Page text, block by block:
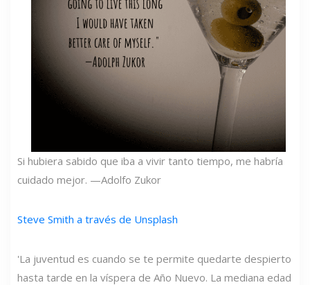
Si hubiera sabido que iba a vivir tanto tiempo, me habría
cuidado mejor. —Adolfo Zukor
Steve Smith a través de Unsplash
'La juventud es cuando se te permite quedarte despierto
hasta tarde en la víspera de Año Nuevo. La mediana edad